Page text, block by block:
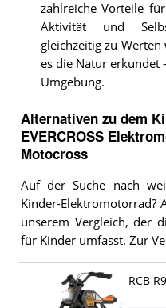
zahlreiche Vorteile
Aktivität und
gleichzeitig zu
es die Natur erkundet
Umgebung.
Alternativen zu dem
EVERCROSS
Motocross
Auf der Suche nach
Kinder-Elektromotorrad?
unserem Vergleich, der
für Kinder umfasst. Zur
RCB